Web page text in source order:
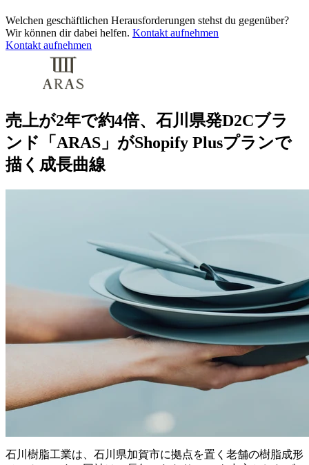
Welchen geschäftlichen Herausforderungen stehst du gegenüber?
Wir können dir dabei helfen. Kontakt aufnehmen
Kontakt aufnehmen
売上が2年で約4倍、石川県発D2Cブラ
ンド「ARAS」がShopify Plusプランで
描く成長曲線
石川樹脂工業は、石川県加賀市に拠点を置く老舗の樹脂成形